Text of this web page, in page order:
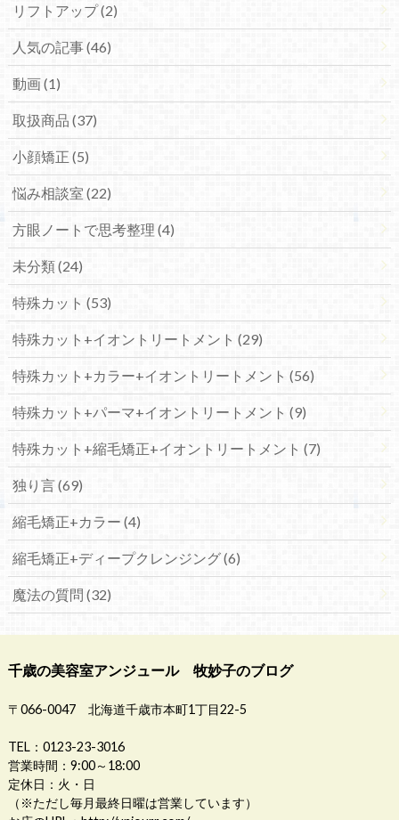
リフトアップ (2)
人気の記事 (46)
動画 (1)
取扱商品 (37)
小顔矯正 (5)
悩み相談室 (22)
方眼ノートで思考整理 (4)
未分類 (24)
特殊カット (53)
特殊カット+イオントリートメント (29)
特殊カット+カラー+イオントリートメント (56)
特殊カット+パーマ+イオントリートメント (9)
特殊カット+縮毛矯正+イオントリートメント (7)
独り言 (69)
縮毛矯正+カラー (4)
縮毛矯正+ディープクレンジング (6)
魔法の質問 (32)
千歳の美容室アンジュール 牧妙子のブログ
〒066-0047 北海道千歳市本町1丁目22-5
TEL：0123-23-3016
営業時間：9:00～18:00
定休日：火・日
（※ただし毎月最終日曜は営業しています）